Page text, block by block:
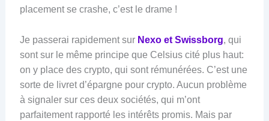
placement se crashe, c’est le drame !
Je passerai rapidement sur Nexo et Swissborg, qui
sont sur le même principe que Celsius cité plus haut:
on y place des crypto, qui sont rémunérées. C’est une
sorte de livret d’épargne pour crypto. Aucun problème
à signaler sur ces deux sociétés, qui m’ont
parfaitement rapporté les intérêts promis. Mais par